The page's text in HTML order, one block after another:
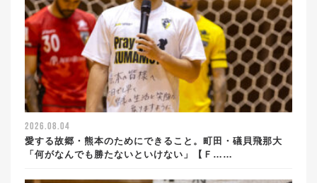
2026.08.04
愛する故郷・熊本のためにできること。町田・礒貝飛那大
「何がなんでも勝たないといけない」【Ｆ……